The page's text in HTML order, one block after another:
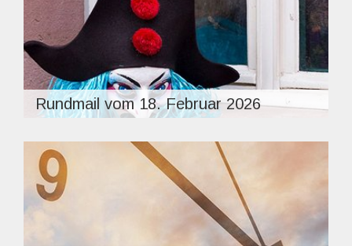
Rundmail vom 18. Februar 2026